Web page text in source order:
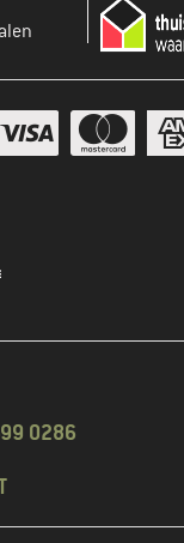
0286